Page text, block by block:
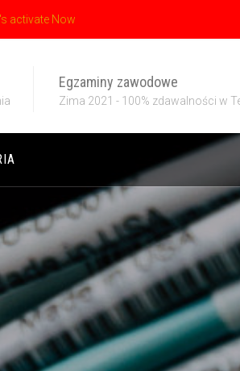
Egzaminy zawodowe
Zima 2021 - 100% zdawalności w
activate Now